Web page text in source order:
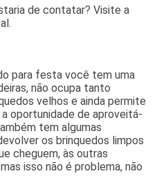
de contatar? Visite a
para festa você tem uma
não ocupa tanto
velhos e ainda permite
oportunidade de aproveitá-
tem algumas
os brinquedos limpos
cheguem, às outras
isso não é problema, não